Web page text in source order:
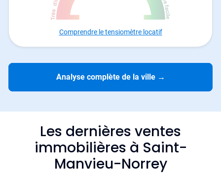
Comprendre le tensiomètre locatif
Analyse complète de la ville →
Les dernières ventes
immobilières à Saint-
Manvieu-Norrey